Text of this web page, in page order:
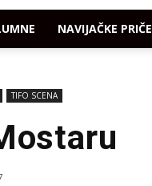
NAVIJAČKE PRIČE
TIFO SCENA